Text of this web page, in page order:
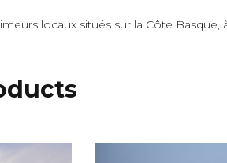
locaux situés sur la Côte